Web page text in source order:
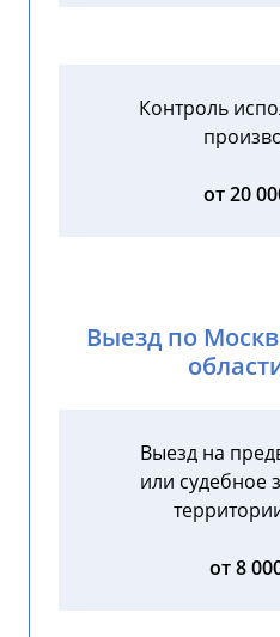
Контроль
от 20
Выезд по
Выезд на
или судебное
от 8